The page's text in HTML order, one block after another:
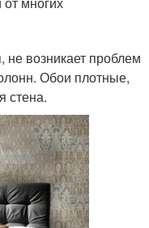
возникает проблем
Обои плотные,
стена.